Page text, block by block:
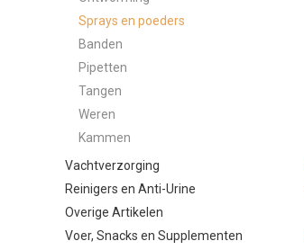
Sprays en poeders
Banden
Pipetten
Tangen
Weren
Kammen
Vachtverzorging
Reinigers en Anti-Urine
Overige Artikelen
Voer, Snacks en Supplementen